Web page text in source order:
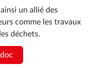
un allié des
comme les travaux
déchets.